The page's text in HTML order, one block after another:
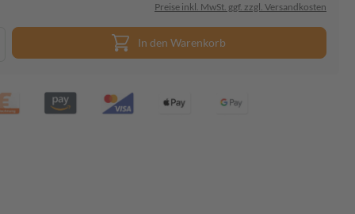
Preise inkl. MwSt. ggf. zzgl. Versandkosten
In den Warenkorb